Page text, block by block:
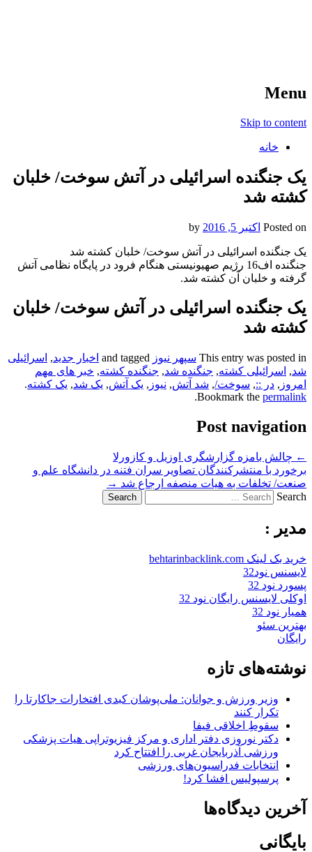
Menu
Skip to content
خانه
یک جنگنده اسرائیلی در آتش سوخت/ خلبان
کشته شد
Posted on اکتبر 5, 2016
یک جنگنده اسرائیلی در آتش سوخت/ خلبان کشته شد
جنگنده اف16 رژیم صهیونیستی هنگام فرود در پایگاه نظامی آتش
گرفته و خلبان آن کشته شد.
یک جنگنده اسرائیلی در آتش سوخت/ خلبان
کشته شد
This entry was posted in سپهر نیوز اخبار جدید, اسرائیلی
شد, اسرائیلی کشته, جنگنده شد, جنگنده کشته, خبر های مهم
امروز , در ::, سوخت/, شد آتش, نیوز , یک آتش, یک شد, یک کشته.
Bookmark the permalink
.
Post navigation
← چالش بامزه گزارشگری اوزیل و کازورلا
برخورد با منتشرکنندگان تصاویر سران فتنه در دانشگاه علم و
صنعت/ تخلفات به هیات منصفه ارجاع شد →
Search
مدیر :
خرید بک لینک behtarinbacklink.com
لایسنس نود32
پسورد نود 32
اوکلی لایسنس رایگان نود 32
همیار نود 32
بهترین سئو
رایگان
نوشته‌های تازه
وزیر ورزش و جوانان: ملی‌پوشان کبدی افتخارات جاکارتا را
تکرار کنند
سقوطِ اخلاقی فیفا
دکتر نوروزی دفتر اداری و مرکز فیزیوتراپی هیات پزشکی
ورزشی آذربایجان غربی را افتتاح کرد
انتخابات فدراسیون‌های ورزشی
پرسپولیس افشا کرد!
آخرین دیدگاه‌ها
بایگانی